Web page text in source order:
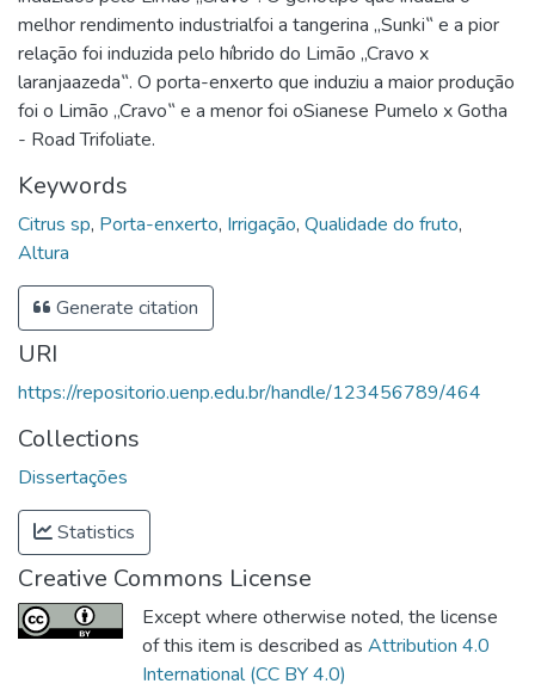
melhor rendimento industrialfoi a tangerina „Sunki‟ e a pior
relação foi induzida pelo híbrido do Limão „Cravo x
laranjaazeda‟. O porta-enxerto que induziu a maior produção
foi o Limão „Cravo‟ e a menor foi oSianese Pumelo x Gotha
- Road Trifoliate.
Keywords
Citrus sp, Porta-enxerto, Irrigação, Qualidade do fruto,
Altura
Generate citation
URI
https://repositorio.uenp.edu.br/handle/123456789/464
Collections
Dissertações
Statistics
Creative Commons License
Except where otherwise noted, the license
of this item is described as Attribution 4.0
International (CC BY 4.0)